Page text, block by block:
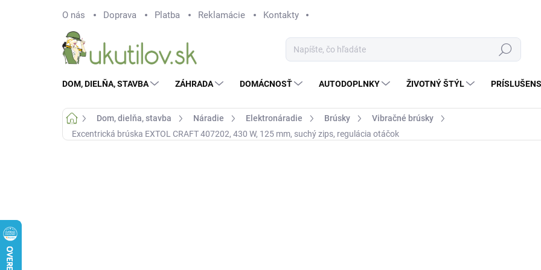
O nás Doprava Platba Reklamácie Kontakty
Hľadať
DOM, DIELŇA, STAVBA ZÁHRADA DOMÁCNOSŤ AUTODOPLNKY ŽIVOTNÝ ŠTÝL
DomovDom, dielňa, stavba Náradie Elektronáradie Brúsky
Vibračné brúsky
Excentrická brúska EXTOL CRAFT 407202, 430 W, 125 mm, suchý zips, regulácia otáčok